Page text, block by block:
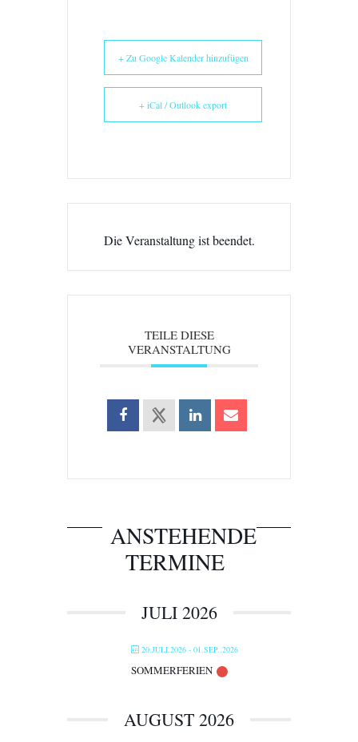
+ Zu Google Kalender hinzufügen
+ iCal / Outlook export
Die Veranstaltung ist beendet.
TEILE DIESE
VERANSTALTUNG
ANSTEHENDE
TERMINE
JULI 2026
20.JULI.2026 - 01.SEP..2026
SOMMERFERIEN
AUGUST 2026